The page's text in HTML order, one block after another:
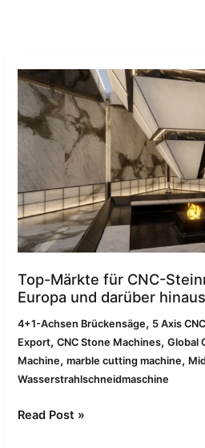
Polish
Hindi
Top-Märkte für CNC-
Europa und darüber hinaus
4+1-Achsen Brückensäge, 5 Axis CNC
Export,CNC Stone Machines,Global
Machine,marble cutting machine,
Wasserstrahlschneidmaschine
Markets
for
CNC
Stone
Machines:
Europe
&
Beyond
Read Post »